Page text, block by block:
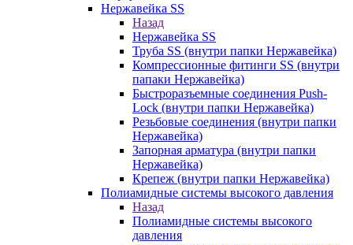
Нержавейка SS
Назад
Нержавейка SS
Труба SS (внутри папки Нержавейка)
Компрессионные фитинги SS (внутри
папаки Нержавейка)
Быстроразъемные соединения Push-
Lock (внутри папки Нержавейка)
Резьбовые соединения (внутри папки
Нержавейка)
Запорная арматура (внутри папки
Нержавейка)
Крепеж (внутри папки Нержавейка)
Полиамидные системы высокого давления
Назад
Полиамидные системы высокого
давления